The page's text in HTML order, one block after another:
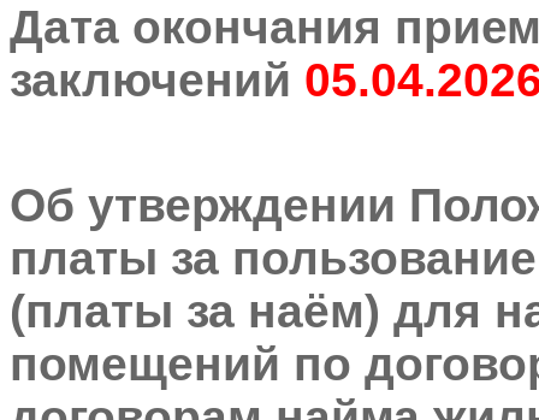
Дата окончания
заключений
Об утверждении
платы за
(платы за наём) для
помещений по